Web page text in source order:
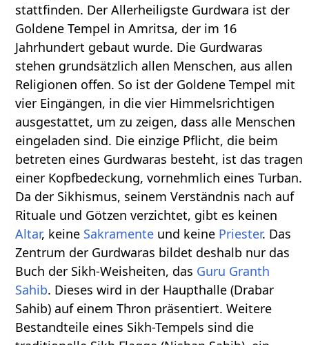
stattfinden. Der Allerheiligste Gurdwara ist der
Goldene Tempel in Amritsa, der im 16
Jahrhundert gebaut wurde. Die Gurdwaras
stehen grundsätzlich allen Menschen, aus allen
Religionen offen. So ist der Goldene Tempel mit
vier Eingängen, in die vier Himmelsrichtigen
ausgestattet, um zu zeigen, dass alle Menschen
eingeladen sind. Die einzige Pflicht, die beim
betreten eines Gurdwaras besteht, ist das tragen
einer Kopfbedeckung, vornehmlich eines Turban.
Da der Sikhismus, seinem Verständnis nach auf
Rituale und Götzen verzichtet, gibt es keinen
Altar, keine Sakramente und keine Priester. Das
Zentrum der Gurdwaras bildet deshalb nur das
Buch der Sikh-Weisheiten, das Guru Granth
Sahib. Dieses wird in der Haupthalle (Drabar
Sahib) auf einem Thron präsentiert. Weitere
Bestandteile eines Sikh-Tempels sind die